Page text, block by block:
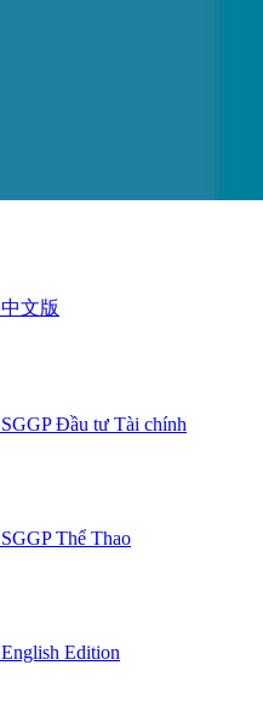
中文版
SGGP Đầu tư Tài chính
SGGP Thể Thao
English Edition